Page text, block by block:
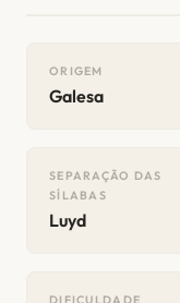
ORIGEM
Galesa
SEPARAÇÃO DAS
SÍLABAS
Luyd
DIFICULDADE